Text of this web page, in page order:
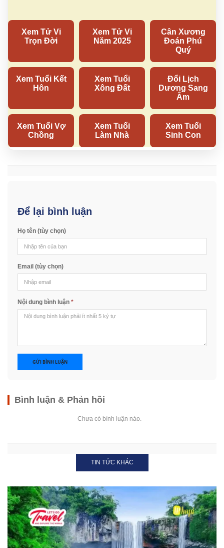
Để lại bình luận
Họ tên (tùy chọn)
Email (tùy chọn)
Nội dung bình luận *
GỬI BÌNH LUẬN
Bình luận & Phản hồi
Chưa có bình luận nào.
TIN TỨC KHÁC